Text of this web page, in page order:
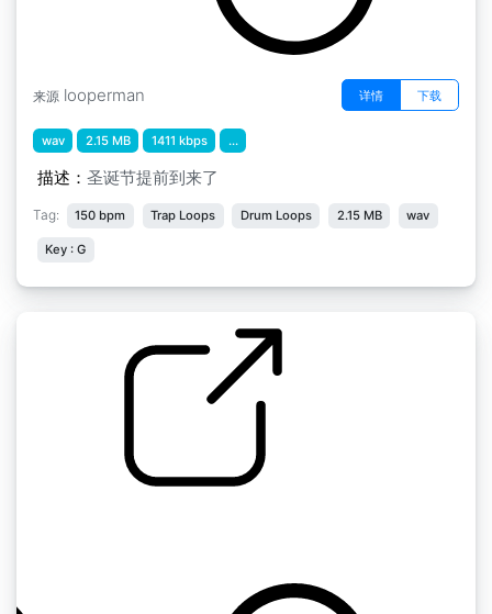
来源 looperman 详情 下载
wav 2.15 MB 1411 kbps ...
描述： 圣诞节提前到来了
Tag: 150 bpm Trap Loops Drum Loops 2.15 MB wav
Key : G